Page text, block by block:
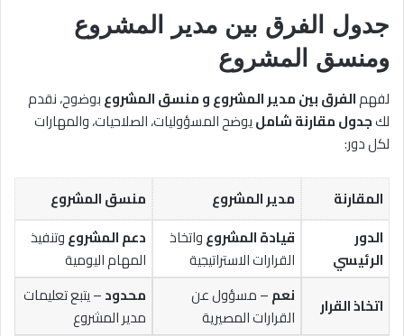
جدول الفرق بين مدير المشروع
ومنسق المشروع
لفهمالفرق بين مدير المشروع و منسق المشروعبوضوح، نقدم
لكجدول مقارنة شامليوضح المسؤوليات، الصلاحيات، والمهارات
لكل دور:
المقارنة مدير المشروع
منسق المشروع
الدور
الرئيسي
قيادة المشروعواتخاذ
القرارات الاستراتيجية
دعم المشروعوتنفيذ
المهام اليومية
اتخاذ القرار
نعم– مسؤول عن
القرارات المصيرية
محدود– يتبع تعليمات
مدير المشروع